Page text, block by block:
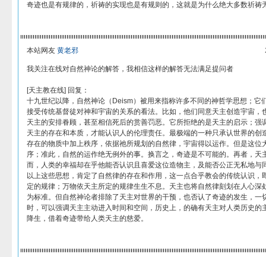
奇迹也是有规律的，祈祷的实现也是有规则的，这就是为什么绝大多数祈祷
本站网友 黄老邪
我关注在线对自然神论的解答，我相信这样的解答无法满足提问者
[天主教在线] 回复：
十九世纪以降，自然神论（Deism）被用来指称许多不同的神哲学思想；它
接受传统基督徒对神和宇宙的关系的看法。比如，他们同意天主创造宇宙，
天主的安排眷顾，甚至相信死后的赏善罚恶。它所拒绝的是天主的启示；强
天主的存在和本质，才能认识人的伦理责任。最极端的一种只承认世界的创
存在的物质中加上秩序，依据祂所规划的自然律，宇宙得以运作。但是这位
序；准此，自然的运作绝无例外的事。换言之，奇迹是不可能的。再者，天
而，人类的幸福却在乎他能否认识且喜爱这位造物主，及能否公正无私地与
以上这些思想，肯定了自然律的存在和作用，这一点合乎教会的传统认识，
定的规律；万物依天主所定的规律生生不息。天主也将自然律刻划在人心深
为标准。但自然神论者排除了天主对世界的干预，也否认了奇迹的发生，一
时，可以强调天主主动进入时间和空间，历史上，的确有天主对人类历史的
降生，借着奇迹带给人类天主的慈爱。